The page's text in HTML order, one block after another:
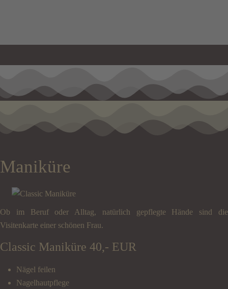
Maniküre
Ob im Beruf oder Alltag, natürlich gepflegte Hände sind die
Visitenkarte einer schönen Frau.
Classic Maniküre 40,- EUR
Nägel feilen
Nagelhautpflege